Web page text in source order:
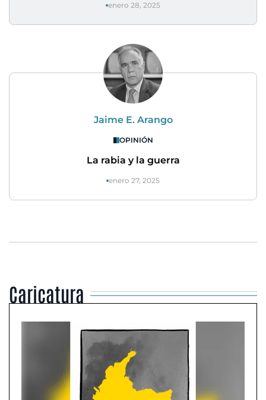
enero 28, 2025
Jaime E. Arango
OPINIÓN
La rabia y la guerra
enero 27, 2025
Caricatura